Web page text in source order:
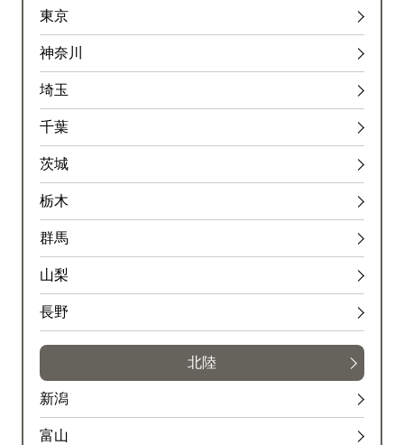
東京
神奈川
埼玉
千葉
茨城
栃木
群馬
山梨
長野
北陸
新潟
富山